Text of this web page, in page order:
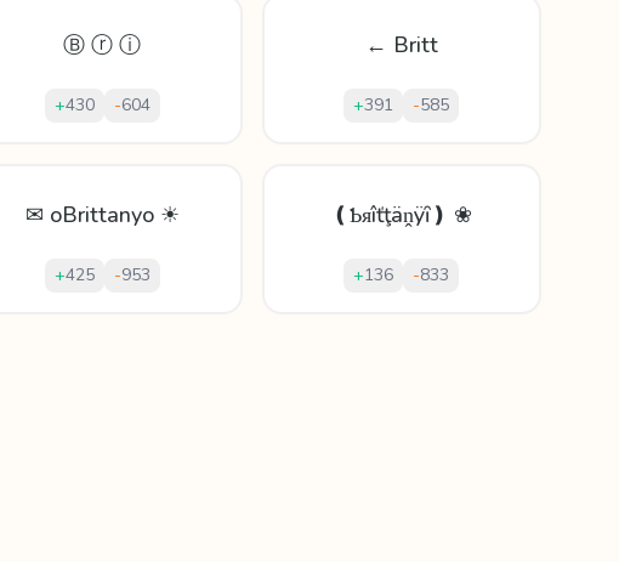
Ⓑ ⓡ ⓘ
+430 -604
← Britt
+391 -585
✉ oBrittanyo ☀
+425 -953
❪Ƅᴙîťţäṋÿȋ❫ ❀
+136 -833